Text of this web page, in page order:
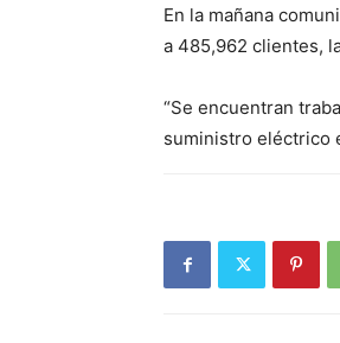
En la mañana
a 485,962 clientes,
“Se encuentran
suministro eléctrico